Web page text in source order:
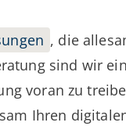
, die
sind wir
voran zu
Ihren